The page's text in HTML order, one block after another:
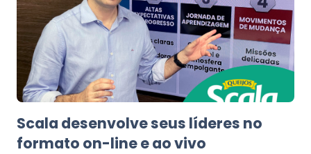
Scala desenvolve seus líderes no
formato on-line e ao vivo